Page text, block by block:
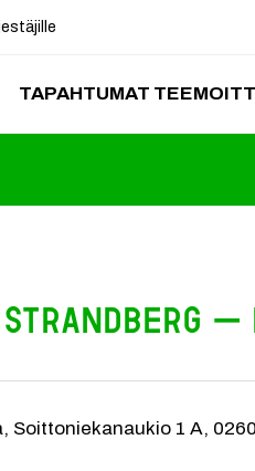
TAPAHTUMAT
–
K18 Riemastuttava
Soittoniekanaukio 1 A,